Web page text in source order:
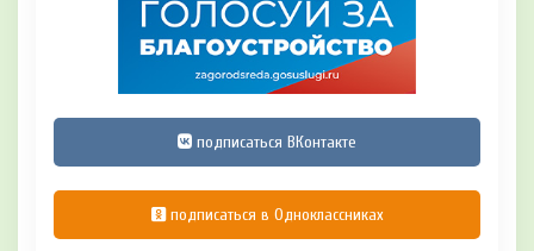
подписаться ВКонтакте
подписаться в Одноклассниках